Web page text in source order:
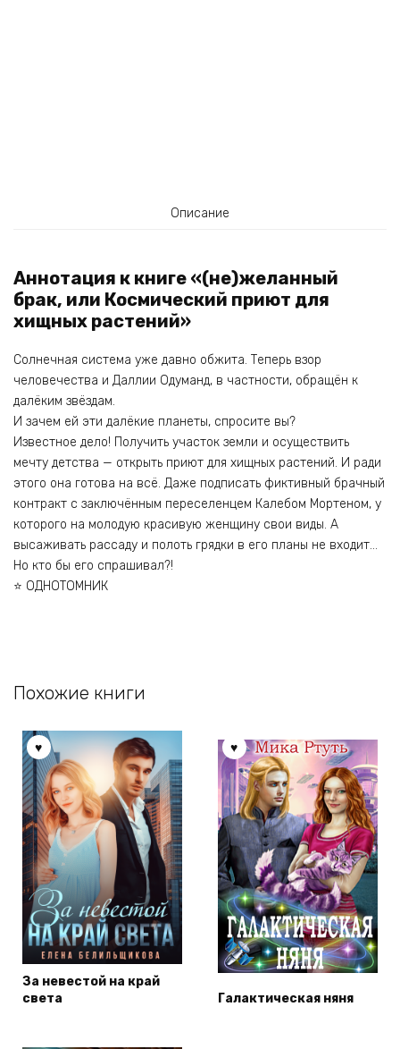
Описание
Аннотация к книге «(не)желанный
брак, или Космический приют для
хищных растений»
Солнечная система уже давно обжита. Теперь взор
человечества и Даллии Одуманд, в частности, обращён к
далёким звёздам.
И зачем ей эти далёкие планеты, спросите вы?
Известное дело! Получить участок земли и осуществить
мечту детства — открыть приют для хищных растений. И ради
этого она готова на всё. Даже подписать фиктивный брачный
контракт с заключённым переселенцем Калебом Мортеном, у
которого на молодую красивую женщину свои виды. А
высаживать рассаду и полоть грядки в его планы не входит…
Но кто бы его спрашивал?!
⭐ ОДНОТОМНИК
Похожие книги
За невестой на край
света
Галактическая няня